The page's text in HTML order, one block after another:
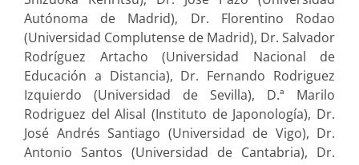
Autónoma de Madrid), Dr. Florentino Rodao
(Universidad Complutense de Madrid), Dr. Salvador
Rodríguez Artacho (Universidad Nacional de
Educación a Distancia), Dr. Fernando Rodriguez
Izquierdo (Universidad de Sevilla), D.ª Marilo
Rodriguez del Alisal (Instituto de Japonología), Dr.
José Andrés Santiago (Universidad de Vigo), Dr.
Antonio Santos (Universidad de Cantabria), Dr.